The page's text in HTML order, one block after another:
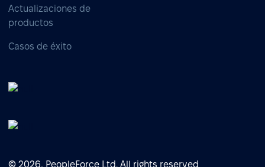
Actualizaciones de
productos
Casos de éxito
© 2026, PeopleForce Ltd. All rights reserved